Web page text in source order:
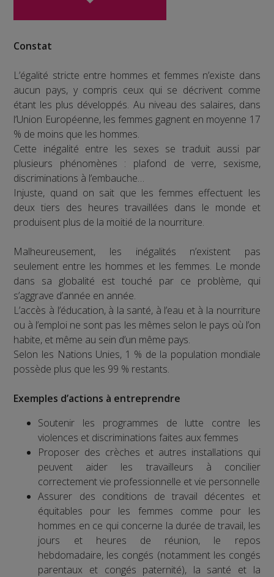
Constat
L’égalité stricte entre hommes et femmes n’existe dans
aucun pays, y compris ceux qui se décrivent comme
étant les plus développés. Au niveau des salaires, dans
l’Union Européenne, les femmes gagnent en moyenne 17
% de moins que les hommes.
Cette inégalité entre les sexes se traduit aussi par
plusieurs phénomènes : plafond de verre, sexisme,
discriminations à l’embauche…
Injuste, quand on sait que les femmes effectuent les
deux tiers des heures travaillées dans le monde et
produisent plus de la moitié de la nourriture.
Malheureusement, les inégalités n’existent pas
seulement entre les hommes et les femmes. Le monde
dans sa globalité est touché par ce problème, qui
s’aggrave d’année en année.
L’accès à l’éducation, à la santé, à l’eau et à la nourriture
ou à l’emploi ne sont pas les mêmes selon le pays où l’on
habite, et même au sein d’un même pays.
Selon les Nations Unies, 1 % de la population mondiale
possède plus que les 99 % restants.
Exemples d’actions à entreprendre
Soutenir les programmes de lutte contre les
violences et discriminations faites aux femmes
Proposer des crèches et autres installations qui
peuvent aider les travailleurs à concilier
correctement vie professionnelle et vie personnelle
Assurer des conditions de travail décentes et
équitables pour les femmes comme pour les
hommes en ce qui concerne la durée de travail, les
jours et heures de réunion, le repos
hebdomadaire, les congés (notamment les congés
parentaux et congés paternité), la santé et la